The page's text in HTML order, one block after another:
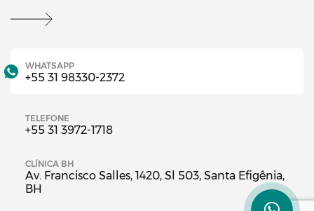
WHATSAPP
+55 31 98330-2372
TELEFONE
+55 31 3972-1718
CLÍNICA BH
Av. Francisco Salles, 1420, Sl 503, Santa Efigênia,
BH